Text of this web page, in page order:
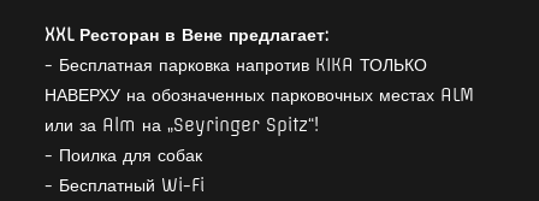
XXL Ресторан в Вене предлагает:
- Бесплатная парковка напротив KIKA ТОЛЬКО
НАВЕРХУ на обозначенных парковочных местах ALM
или за Alm на „Seyringer Spitz“!
- Поилка для собак
- Бесплатный Wi-Fi